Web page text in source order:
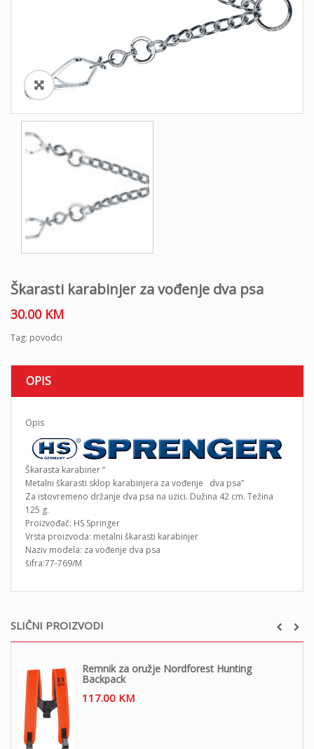
SLIČNI PROIZVODI
Remnik za oružje Nordforest Hunting
Backpack
117.00 KM
Škarasti karabinjer za vođenje dva psa
30.00 KM
Tag: povodci
OPIS
Opis
Škarasta karabiner “
Metalni škarasti sklop karabinjera za vođenje dva psa”
Za istovremeno držanje dva psa na uzici. Dužina 42 cm. Težina
125 g.
Proizvođač: HS Springer
Vrsta proizvoda: metalni škarasti karabinjer
Naziv modela: za vođenje dva psa
šifra:77-769/M